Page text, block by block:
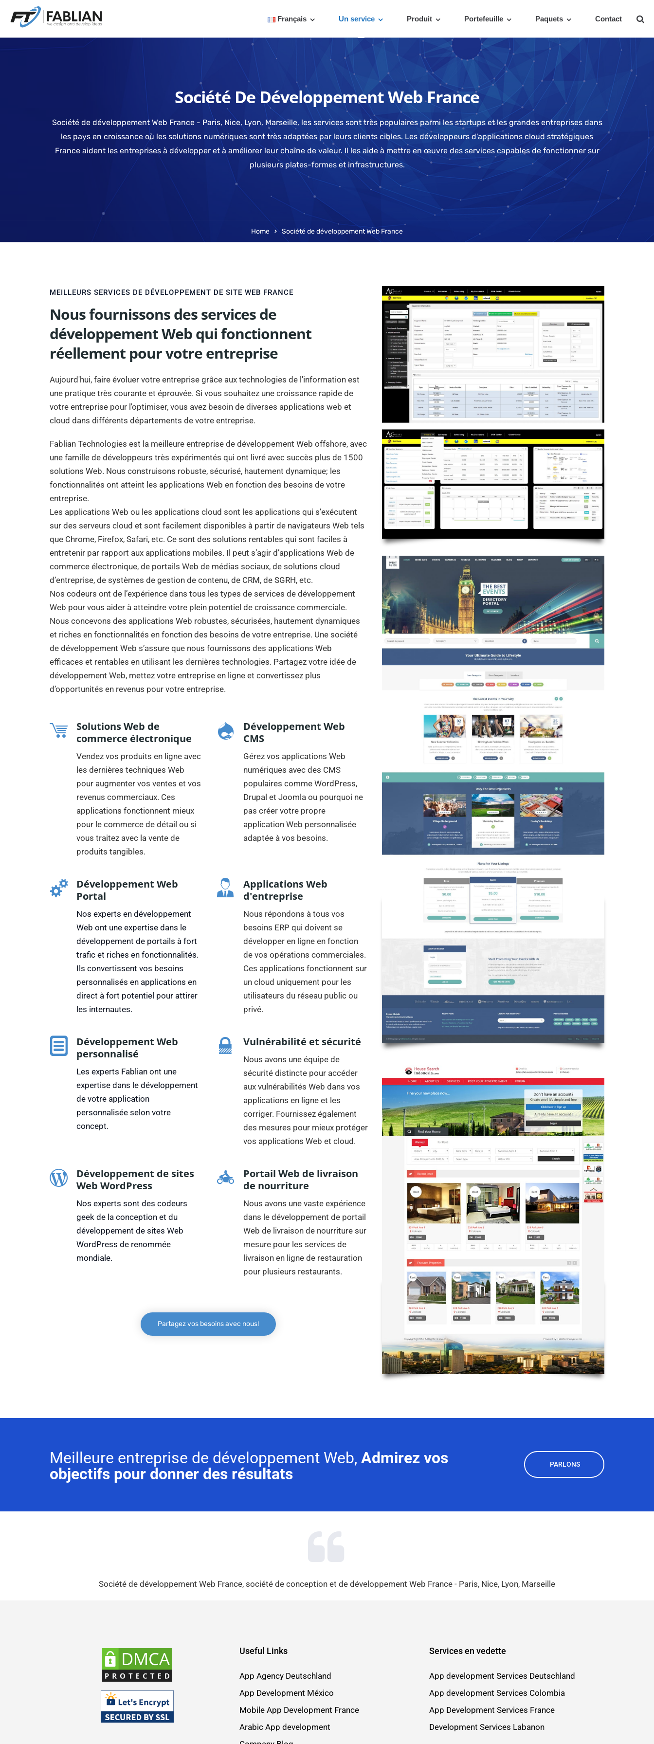
Français Un service Produit Portefeuille Paquets Contact
Société De Développement Web France
Société de développement Web France - Paris, Nice, Lyon, Marseille, les services sont très populaires parmi les startups et les grandes entreprises dans
les pays en croissance où les solutions numériques sont très adaptées par leurs clients cibles. Les développeurs d'applications cloud stratégiques
France aident les entreprises à développer et à améliorer leur chaîne de valeur. Il les aide à mettre en œuvre des services capables de fonctionner sur
plusieurs plates-formes et infrastructures.
Home Société de développement Web France
MEILLEURS SERVICES DE DÉVELOPPEMENT DE SITE WEB FRANCE
Nous fournissons des services de
développement Web qui fonctionnent
réellement pour votre entreprise
Aujourd'hui, faire évoluer votre entreprise grâce aux technologies de l'information est
une pratique très courante et éprouvée. Si vous souhaitez une croissance rapide de
votre entreprise pour l'optimiser, vous avez besoin de diverses applications web et
cloud dans différents départements de votre entreprise.
Fablian Technologies est la meilleure entreprise de développement Web offshore, avec
une famille de développeurs très expérimentés qui ont livré avec succès plus de 1500
solutions Web. Nous construisons robuste, sécurisé, hautement dynamique; les
fonctionnalités ont atteint les applications Web en fonction des besoins de votre
entreprise.
Les applications Web ou les applications cloud sont les applications qui s’exécutent
sur des serveurs cloud et sont facilement disponibles à partir de navigateurs Web tels
que Chrome, Firefox, Safari, etc. Ce sont des solutions rentables qui sont faciles à
entretenir par rapport aux applications mobiles. Il peut s’agir d’applications Web de
commerce électronique, de portails Web de médias sociaux, de solutions cloud
d’entreprise, de systèmes de gestion de contenu, de CRM, de SGRH, etc.
Nos codeurs ont de l’expérience dans tous les types de services de développement
Web pour vous aider à atteindre votre plein potentiel de croissance commerciale.
Nous concevons des applications Web robustes, sécurisées, hautement dynamiques
et riches en fonctionnalités en fonction des besoins de votre entreprise. Une société
de développement Web s’assure que nous fournissons des applications Web
efficaces et rentables en utilisant les dernières technologies. Partagez votre idée de
développement Web, mettez votre entreprise en ligne et convertissez plus
d’opportunités en revenus pour votre entreprise.
Solutions Web de
commerce électronique
Vendez vos produits en ligne avec
les dernières techniques Web
pour augmenter vos ventes et vos
revenus commerciaux. Ces
applications fonctionnent mieux
pour le commerce de détail ou si
vous traitez avec la vente de
produits tangibles.
Développement Web
CMS
Gérez vos applications Web
numériques avec des CMS
populaires comme WordPress,
Drupal et Joomla ou pourquoi ne
pas créer votre propre
application Web personnalisée
adaptée à vos besoins.
Développement Web
Portal
Nos experts en développement
Web ont une expertise dans le
développement de portails à fort
trafic et riches en fonctionnalités.
Ils convertissent vos besoins
personnalisés en applications en
direct à fort potentiel pour attirer
les internautes.
Applications Web
d'entreprise
Nous répondons à tous vos
besoins ERP qui doivent se
développer en ligne en fonction
de vos opérations commerciales.
Ces applications fonctionnent sur
un cloud uniquement pour les
utilisateurs du réseau public ou
privé.
Développement Web
personnalisé
Les experts Fablian ont une
expertise dans le développement
de votre application
personnalisée selon votre
concept.
Vulnérabilité et sécurité
Nous avons une équipe de
sécurité distincte pour accéder
aux vulnérabilités Web dans vos
applications en ligne et les
corriger. Fournissez également
des mesures pour mieux protéger
vos applications Web et cloud.
Développement de sites
Web WordPress
Nos experts sont des codeurs
geek de la conception et du
développement de sites Web
WordPress de renommée
mondiale.
Portail Web de livraison
de nourriture
Nous avons une vaste expérience
dans le développement de portail
Web de livraison de nourriture sur
mesure pour les services de
livraison en ligne de restauration
pour plusieurs restaurants.
Partagez vos besoins avec nous!
Meilleure entreprise de développement Web, Admirez vos
objectifs pour donner des résultats
PARLONS
Société de développement Web France, société de conception et de développement Web France - Paris, Nice, Lyon, Marseille
Useful Links
App Agency Deutschland
App Development México
Mobile App Development France
Arabic App development
Services en vedette
App development Services Deutschland
App development Services Colombia
App Development Services France
Development Services Labanon